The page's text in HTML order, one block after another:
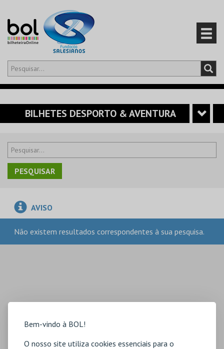
Bem-vindo à BOL!
O nosso site utiliza cookies essenciais para o
Olá,iniciar sessão
CARRINHO 0
CARTÕES
BILHETES DESPORTO & AVENTURA
AVISO
Não existem resultados correspondentes à sua pesquisa.